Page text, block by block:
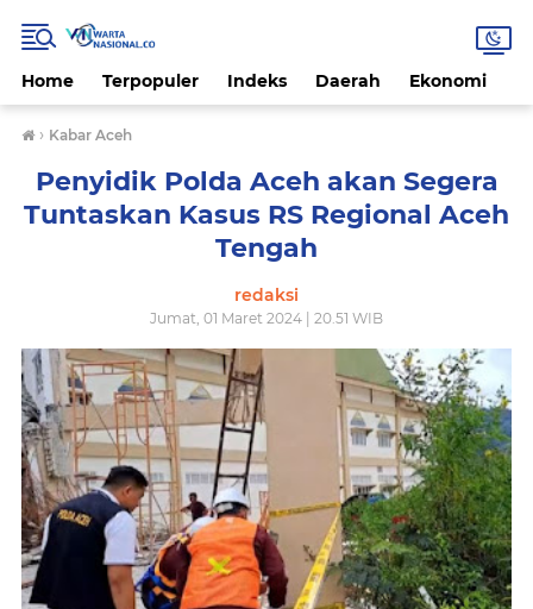
Home Terpopuler Indeks Daerah Ekonomi
› Kabar Aceh
Penyidik Polda Aceh akan Segera
Tuntaskan Kasus RS Regional Aceh
Tengah
redaksi
Jumat, 01 Maret 2024 | 20.51 WIB